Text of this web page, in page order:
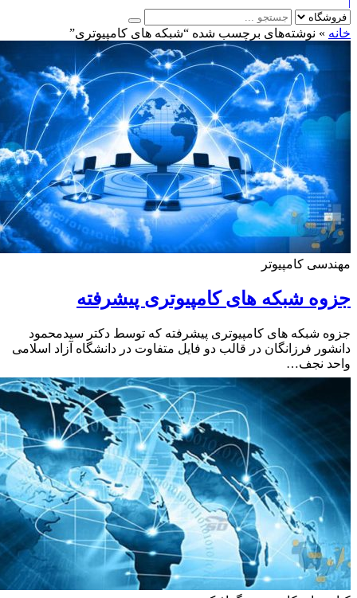
»نوشته‌های برچسب شده “شبکه های کامپیوتری”
کامپیوتر
شبکه های کامپیوتری پیشرفته
شبکه های کامپیوتری پیشرفته که توسط دکتر سیدمحمود
فرزانگان در قالب دو فایل متفاوت در دانشگاه آزاد اسلامی
نجف…